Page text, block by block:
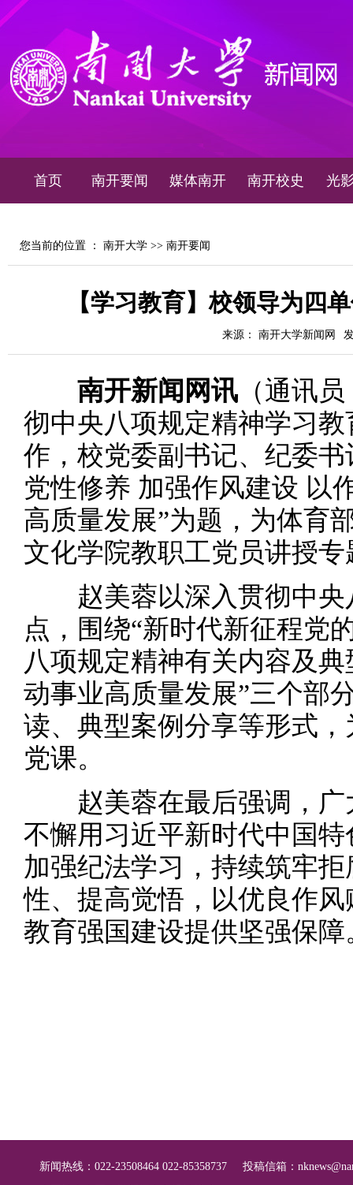
首页 南开要闻 媒体南开 南开校史 光
您当前的位置 ： 南开大学 >> 南开要闻
【学习教育】校领导为四
来源： 南开大学新闻网
南开新闻网讯 （通讯
彻中央八项规定精神学习
作，校党委副书记、纪委
党性修养 加强作风建设 以
高质量发展”为题，为体育
文化学院教职工党员讲授
赵美蓉以深入贯彻中央
点，围绕“新时代新征程党
八项规定精神有关内容及
动事业高质量发展”三个部
读、典型案例分享等形式
党课。
赵美蓉在最后强调，广
不懈用习近平新时代中国
加强纪法学习，持续筑牢
性、提高觉悟，以优良作
教育强国建设提供坚强保障
新闻热线：022-23508464 022-85358737 投稿信箱：